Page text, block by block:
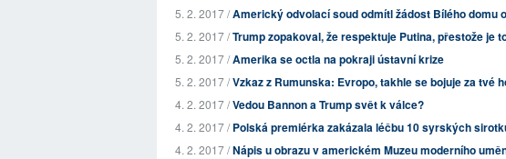
5. 2. 2017 /Americký odvolací soud odmítl žádost Bílého domu
5. 2. 2017 /Trump zopakoval, že respektuje Putina, přestože je
5. 2. 2017 /Amerika se octla na pokraji ústavní krize
5. 2. 2017 /Vzkaz z Rumunska: Evropo, takhle se bojuje za tvé
4. 2. 2017 /Vedou Bannon a Trump svět k válce?
4. 2. 2017 /Polská premiérka zakázala léčbu 10 syrských
4. 2. 2017 /Nápis u obrazu v americkém Muzeu moderního